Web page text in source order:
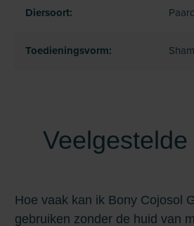
Diersoort:
Toedieningsvorm:
Hoe vaak kan ik Bony Cojosol
gebruiken zonder de huid van